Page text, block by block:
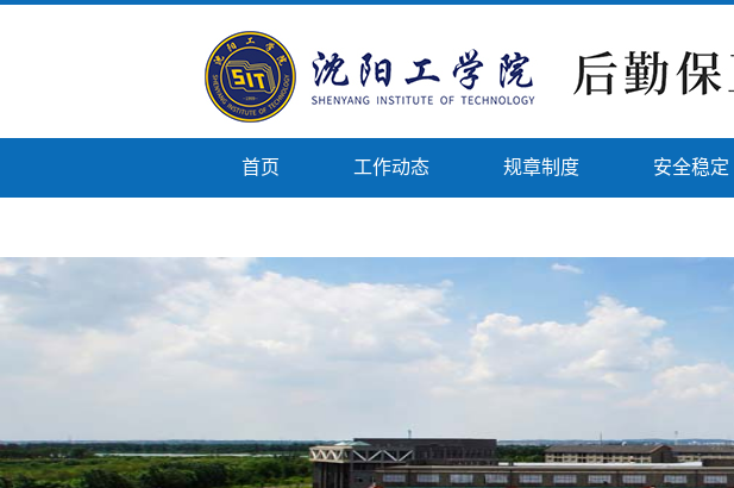
首页 工作动态 规章制度 安全稳定